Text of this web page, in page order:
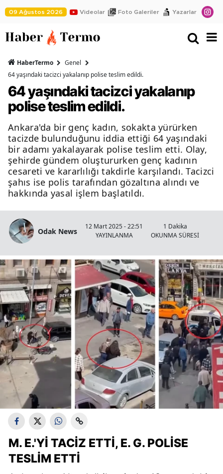
09 Ağustos 2026 Videolar Foto Galeriler Yazarlar
HaberTermo
Genel
64 yaşındaki tacizci yakalanıp polise teslim edildi.
64 yaşındaki tacizci yakalanıp
polise teslim edildi.
Ankara'da bir genç kadın, sokakta yürürken
tacizde bulunduğunu iddia ettiği 64 yaşındaki
bir adamı yakalayarak polise teslim etti. Olay,
şehirde gündem oluştururken genç kadının
cesareti ve kararlılığı takdirle karşılandı. Tacizci
şahıs ise polis tarafından gözaltına alındı ve
hakkında yasal işlem başlatıldı.
Odak News
12 Mart 2025 - 22:51
YAYINLANMA
1 Dakika
OKUNMA SÜRESİ
M. E.'YI TACIZ ETTI, E. G. POLISE
TESLIM ETTI